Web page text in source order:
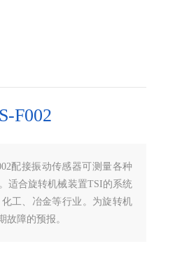
F002
配接振动传感器可测量各种
适合旋转机械装置TSI的系统
工、冶金等行业。为旋转机
故障的预报。